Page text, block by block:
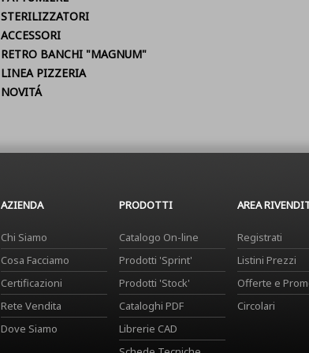
STERILIZZATORI
ACCESSORI
RETRO BANCHI "MAGNUM"
LINEA PIZZERIA
NOVITÁ
AZIENDA
Chi Siamo
Cosa Facciamo
Certificazioni
Rete Vendita
Dove Siamo
PRODOTTI
Catalogo On-line
Prodotti 'Sprint'
Prodotti 'Stock'
Cataloghi PDF
Librerie CAD
AREA
Registrati
Listini Prezzi
Offerte e
Circolari